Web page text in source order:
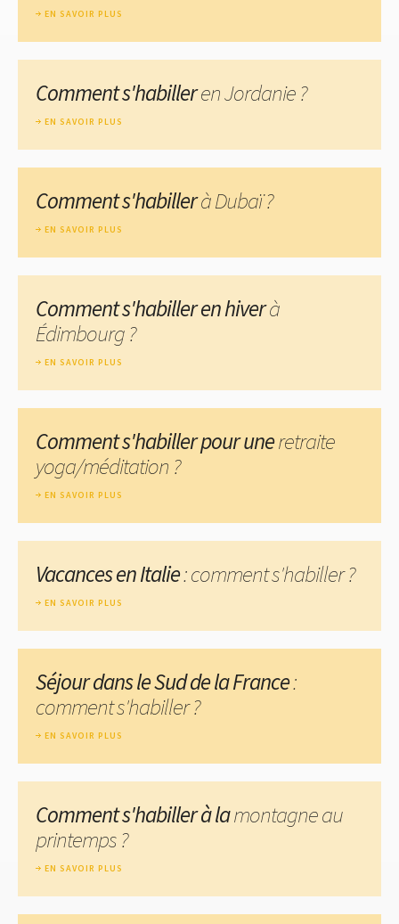
EN SAVOIR PLUS
Comment s'habilleren Jordanie ?
EN SAVOIR PLUS
Comment s'habillerà Dubaï ?
EN SAVOIR PLUS
Comment s'habiller en hiverà
Édimbourg ?
EN SAVOIR PLUS
Comment s'habiller pour uneretraite
yoga/méditation ?
EN SAVOIR PLUS
Vacances en Italie: comment s'habiller ?
EN SAVOIR PLUS
Séjour dans le Sud de la France:
comment s'habiller ?
EN SAVOIR PLUS
Comment s'habiller à lamontagne au
printemps ?
EN SAVOIR PLUS